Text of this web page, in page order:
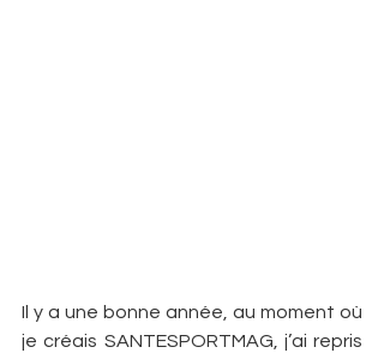
Il y a une bonne année, au moment où
je créais SANTESPORTMAG, j’ai repris